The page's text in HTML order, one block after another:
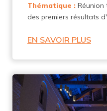
Thématique :
des premiers résultats
EN SAVOIR PLUS